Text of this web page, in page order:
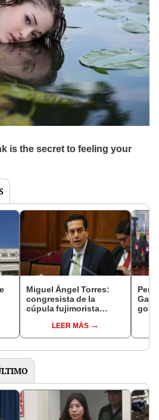
Miguel Ángel Torres:
congresista de la
cúpula fujimorista
del SenadoLEER MÁS